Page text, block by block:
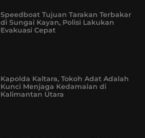
Speedboat Tujuan Tarakan Terbakar
di Sungai Kayan, Polisi Lakukan
Evakuasi Cepat
Kapolda Kaltara, Tokoh Adat Adalah
Kunci Menjaga Kedamaian di
Kalimantan Utara